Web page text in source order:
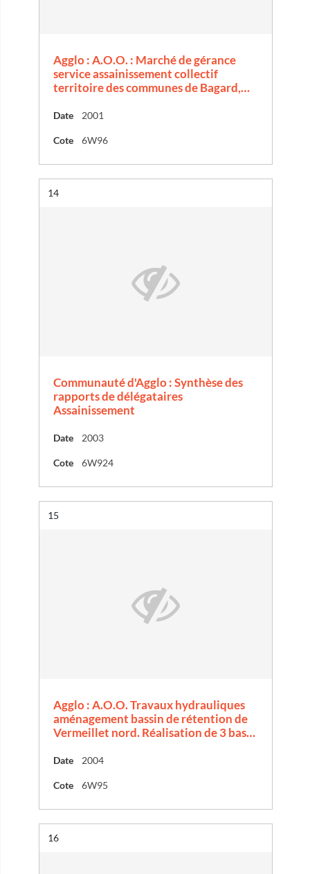
Agglo : A.O.O. : Marché de gérance
service assainissement collectif
territoire des communes de Bagard,…
Date 2001
Cote 6W96
Résultat n°
14
Communauté d'Agglo : Synthèse des
rapports de délégataires
Assainissement
Date 2003
Cote 6W924
Résultat n°
15
Agglo : A.O.O. Travaux hydrauliques
aménagement bassin de rétention de
Vermeillet nord. Réalisation de 3 bas…
Date 2004
Cote 6W95
Résultat n°
16